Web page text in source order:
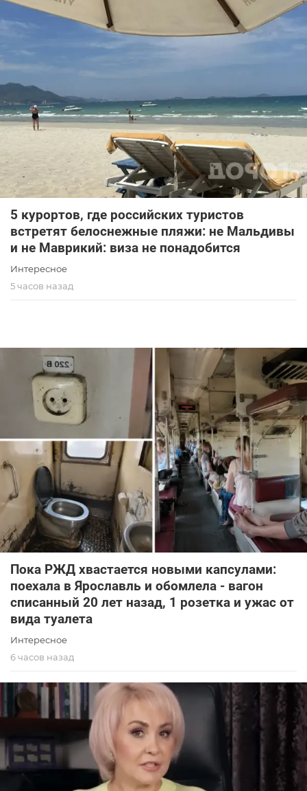
5 курортов, где российских туристов
встретят белоснежные пляжи: не Мальдивы
и не Маврикий: виза не понадобится
Интересное
5 часов назад
Пока РЖД хвастается новыми капсулами:
поехала в Ярославль и обомлела - вагон
списанный 20 лет назад, 1 розетка и ужас от
вида туалета
Интересное
6 часов назад